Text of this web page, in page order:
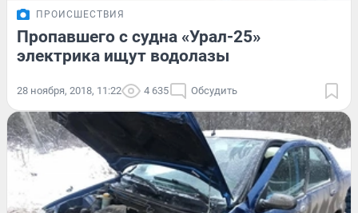
ПРОИСШЕСТВИЯ
Пропавшего с судна «Урал-25»
электрика ищут водолазы
28 ноября, 2018, 11:22 4 635 Обсудить